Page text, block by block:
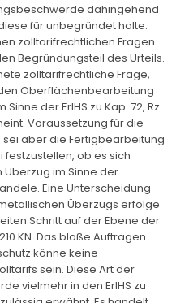
dahingehend
für unbegründet halte.
zolltarifrechtlichen Fragen
Begründungsteil des Urteils.
zolltarifrechtliche Frage,
Oberflächenbearbeitung
der ErlHS zu Kap. 72, Rz
Voraussetzung für die
sei aber die Fertigbearbeitung
ob es sich
im Sinne der
Eine Unterscheidung
Überzugs erfolge
Schritt auf der Ebene der
KN. Das bloße Auftragen
könne keine
sein. Diese Art der
vielmehr in den ErlHS zu